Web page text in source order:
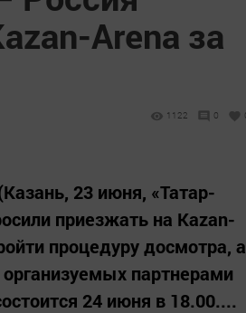
Arena за
1122 0
23 июня, «Татар-
приезжать на Kazan-
процедуру досмотра, а
партнерами
24 июня в 18.00....